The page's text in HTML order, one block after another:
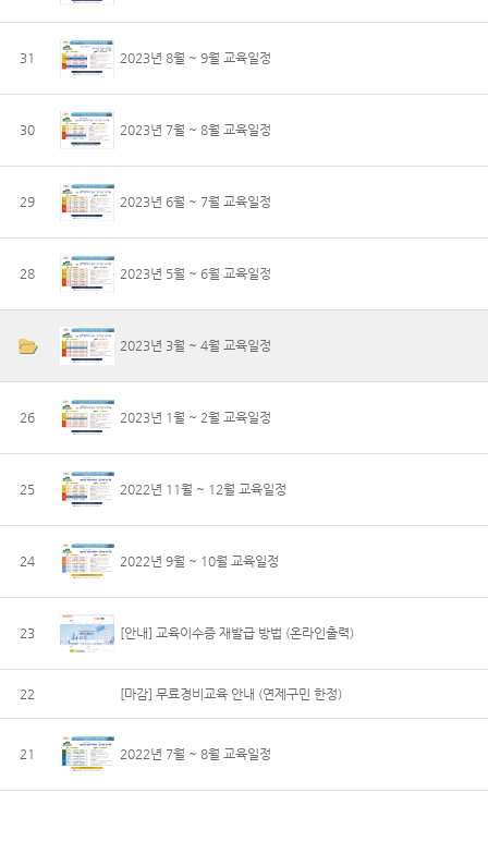
31 2023년 8월 ~ 9월 교육일정
30 2023년 7월 ~ 8월 교육일정
29 2023년 6월 ~ 7월 교육일정
28 2023년 5월 ~ 6월 교육일정
2023년 3월 ~ 4월 교육일정
26 2023년 1월 ~ 2월 교육일정
25 2022년 11월 ~ 12월 교육일정
24 2022년 9월 ~ 10월 교육일정
23 [안내] 교육이수증 재발급 방법 (온라인출력)
22 [마감] 무료경비교육 안내 (연제구민 한정)
21 2022년 7월 ~ 8월 교육일정